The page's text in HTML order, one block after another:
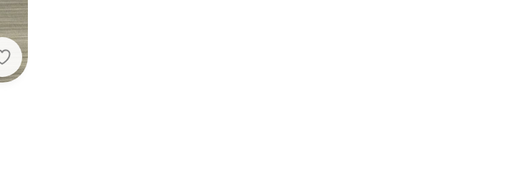
Mundo Lar - Jogo de Cama 150 Fios Listras Queen 4 Peças